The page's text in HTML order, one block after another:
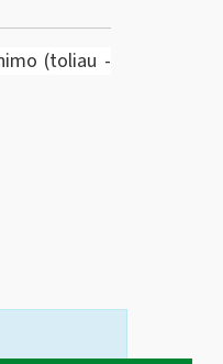
(toliau -